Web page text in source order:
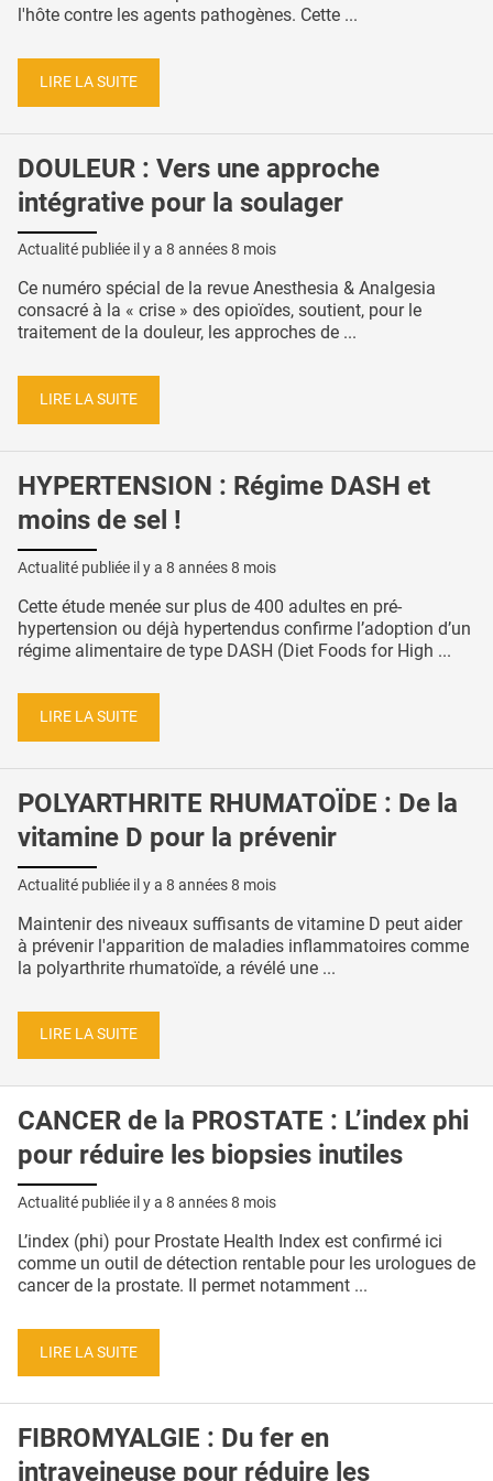
l'hôte contre les agents pathogènes. Cette ...
LIRE LA SUITE
DOULEUR : Vers une approche
intégrative pour la soulager
Actualité publiée il y a 8 années 8 mois
Ce numéro spécial de la revue Anesthesia & Analgesia
consacré à la « crise » des opioïdes, soutient, pour le
traitement de la douleur, les approches de ...
LIRE LA SUITE
HYPERTENSION : Régime DASH et
moins de sel !
Actualité publiée il y a 8 années 8 mois
Cette étude menée sur plus de 400 adultes en pré-
hypertension ou déjà hypertendus confirme l’adoption d’un
régime alimentaire de type DASH (Diet Foods for High ...
LIRE LA SUITE
POLYARTHRITE RHUMATOÏDE : De la
vitamine D pour la prévenir
Actualité publiée il y a 8 années 8 mois
Maintenir des niveaux suffisants de vitamine D peut aider
à prévenir l'apparition de maladies inflammatoires comme
la polyarthrite rhumatoïde, a révélé une ...
LIRE LA SUITE
CANCER de la PROSTATE : L’index phi
pour réduire les biopsies inutiles
Actualité publiée il y a 8 années 8 mois
L’index (phi) pour Prostate Health Index est confirmé ici
comme un outil de détection rentable pour les urologues de
cancer de la prostate. Il permet notamment ...
LIRE LA SUITE
FIBROMYALGIE : Du fer en
intraveineuse pour réduire les